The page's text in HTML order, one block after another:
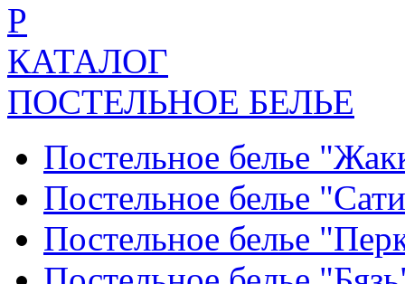
Р
КАТАЛОГ
ПОСТЕЛЬНОЕ БЕЛЬЕ
Постельное белье
Постельное белье
Постельное белье